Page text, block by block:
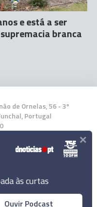
e está a ser
branca
de Ornelas, 56 - 3º
Portugal
App
às curtas
Ouvir Podcast
×